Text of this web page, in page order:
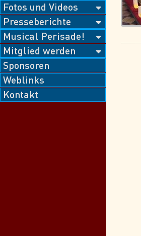
Fotos und Videos
Presseberichte
Musical Perisade!
Mitglied werden
Sponsoren
Weblinks
Kontakt